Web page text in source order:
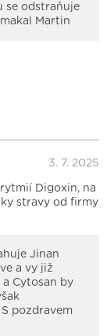
se odstraňuje
Martin
3. 7. 2025
Digoxin, na
stravy od firmy
Jinan
a vy již
a Cytosan by
pozdravem